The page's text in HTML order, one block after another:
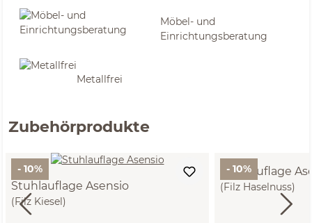
Möbel- und
Einrichtungsberatung
Metallfrei
Zubehörprodukte
- 10%
Stuhlauflage Asensio
(Filz Kiesel)
- 10%
Stuhlauflage
(Filz Haselnuss)